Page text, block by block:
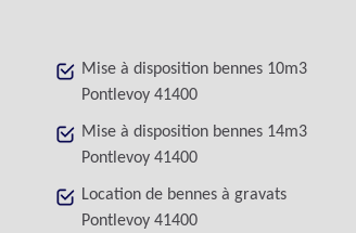
Mise à disposition bennes 10m3
Pontlevoy 41400
Mise à disposition bennes 14m3
Pontlevoy 41400
Location de bennes à gravats
Pontlevoy 41400